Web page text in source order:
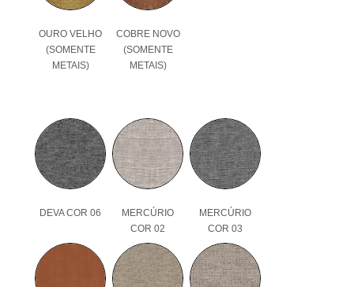
OURO VELHO
(SOMENTE
METAIS)
COBRE NOVO
(SOMENTE
METAIS)
DEVA COR 06
MERCÚRIO
COR 02
MERCÚRIO
COR 03